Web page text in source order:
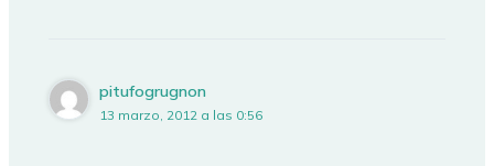
pitufogrugnon
13 marzo, 2012 a las 0:56